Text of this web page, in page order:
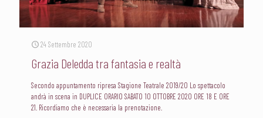
24 Settembre 2020
Grazia Deledda tra fantasia e realtà
Secondo appuntamento ripresa Stagione Teatrale 2019/20 Lo spettacolo
andrà in scena in DUPLICE ORARIO SABATO 10 OTTOBRE 2020 ORE 18 E ORE
21. Ricordiamo che è necessaria la prenotazione.